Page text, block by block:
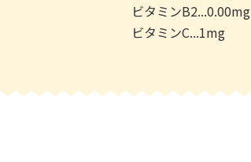
ビタミンB2...0.00mg
ビタミンC...1mg